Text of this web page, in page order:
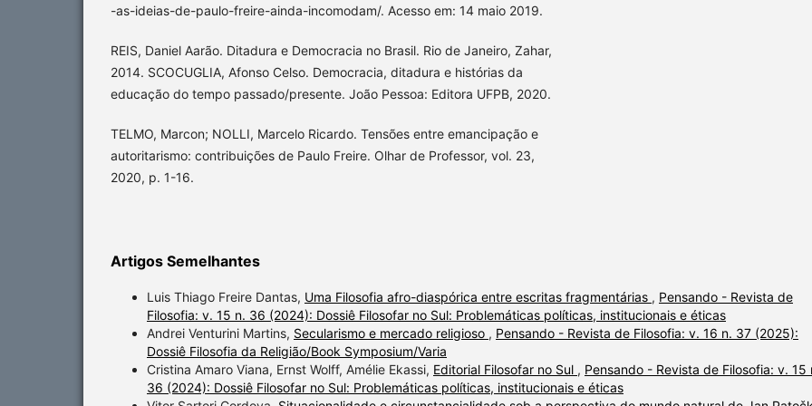
-as-ideias-de-paulo-freire-ainda-incomodam/. Acesso em: 14 maio 2019.
REIS, Daniel Aarão. Ditadura e Democracia no Brasil. Rio de Janeiro, Zahar,
2014. SCOCUGLIA, Afonso Celso. Democracia, ditadura e histórias da
educação do tempo passado/presente. João Pessoa: Editora UFPB, 2020.
TELMO, Marcon; NOLLI, Marcelo Ricardo. Tensões entre emancipação e
autoritarismo: contribuições de Paulo Freire. Olhar de Professor, vol. 23,
2020, p. 1-16.
Artigos Semelhantes
Luis Thiago Freire Dantas, Uma Filosofia afro-diaspórica entre escritas fragmentárias , Pensando - Revista de
Filosofia: v. 15 n. 36 (2024): Dossiê Filosofar no Sul: Problemáticas políticas, institucionais e éticas
Andrei Venturini Martins, Secularismo e mercado religioso , Pensando - Revista de Filosofia: v. 16 n. 37 (2025):
Dossiê Filosofia da Religião/Book Symposium/Varia
Cristina Amaro Viana, Ernst Wolff, Amélie Ekassi, Editorial Filosofar no Sul , Pensando - Revista de Filosofia: v. 15
36 (2024): Dossiê Filosofar no Sul: Problemáticas políticas, institucionais e éticas